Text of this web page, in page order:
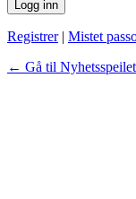
Registrer| Mistet
← Gå til Nyhetsspeilet